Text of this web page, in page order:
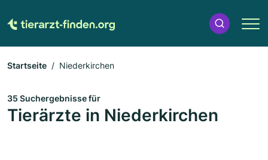
Startseite Niederkirchen
35 Suchergebnisse für
Tierärzte in Niederkirchen